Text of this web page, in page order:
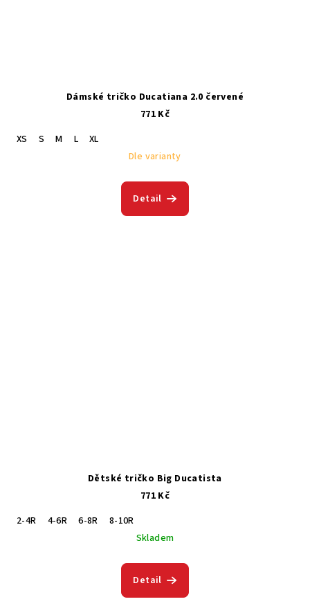
Dámské tričko Ducatiana 2.0 červené
771 Kč
XS
S M L
XL
Dle varianty
Detail
Dětské tričko Big Ducatista
771 Kč
2-4R
4-6R 6-8R
8-10R
Skladem
Detail